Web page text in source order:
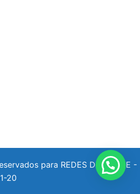
para REDES DE SAÚDE -
20